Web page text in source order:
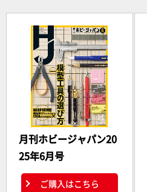
月刊ホビージャパン20
25年6月号
ご購入はこちら